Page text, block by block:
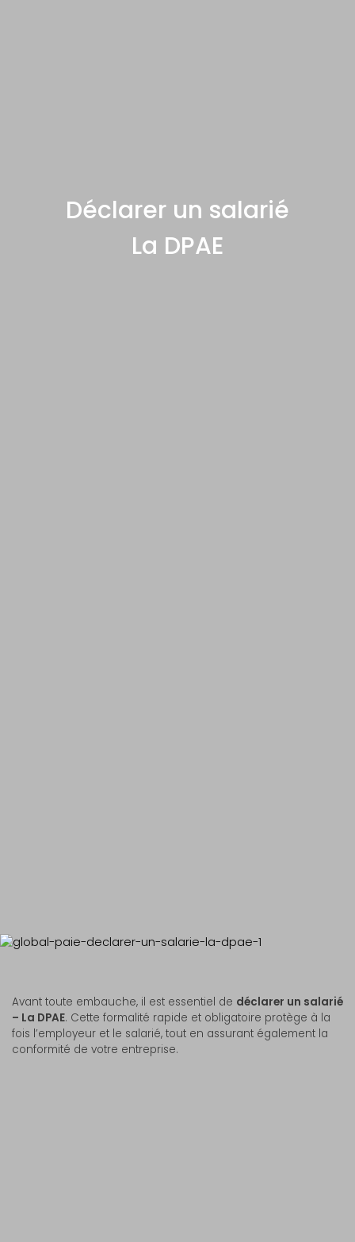
Déclarer un salarié
La DPAE
Avant toute embauche, il est essentiel de déclarer un salarié
– La DPAE. Cette formalité rapide et obligatoire protège à la
fois l’employeur et le salarié, tout en assurant également la
conformité de votre entreprise.